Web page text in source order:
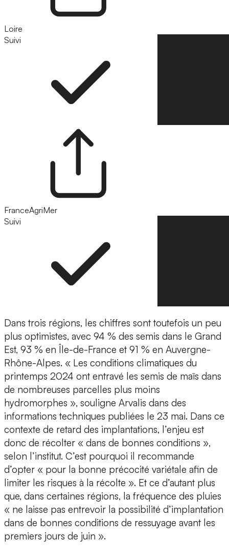
Loire
Suivi
FranceAgriMer
Suivi
Dans trois régions, les chiffres sont toutefois un peu
plus optimistes, avec 94 % des semis dans le Grand
Est, 93 % en Île-de-France et 91 % en Auvergne-
Rhône-Alpes. « Les conditions climatiques du
printemps 2024 ont entravé les semis de maïs dans
de nombreuses parcelles plus moins
hydromorphes », souligne Arvalis dans des
informations techniques publiées le 23 mai. Dans ce
contexte de retard des implantations, l’enjeu est
donc de récolter « dans de bonnes conditions »,
selon l’institut. C’est pourquoi il recommande
d’opter « pour la bonne précocité variétale afin de
limiter les risques à la récolte ». Et ce d’autant plus
que, dans certaines régions, la fréquence des pluies
« ne laisse pas entrevoir la possibilité d’implantation
dans de bonnes conditions de ressuyage avant les
premiers jours de juin ».